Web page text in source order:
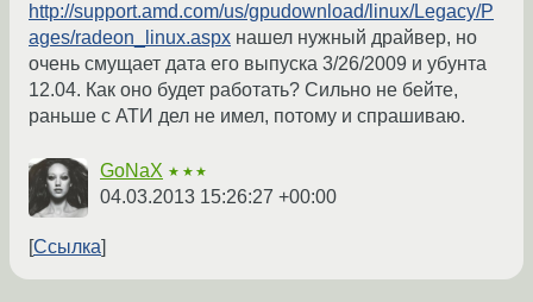
http://support.amd.com/us/gpudownload/linux/Legacy/P
ages/radeon_linux.aspx нашел нужный драйвер, но
очень смущает дата его выпуска 3/26/2009 и убунта
12.04. Как оно будет работать? Сильно не бейте,
раньше с АТИ дел не имел, потому и спрашиваю.
GoNaX ★★★
04.03.2013 15:26:27 +00:00
Ссылка